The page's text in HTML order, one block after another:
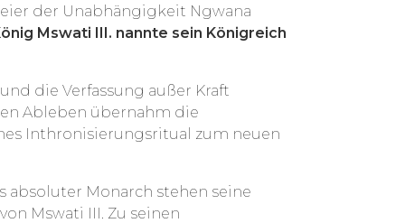
der Unabhängigkeit Ngwana
Mswati III. nannte sein Königreich
die Verfassung außer Kraft
Ableben übernahm die
Inthronisierungsritual zum neuen
absoluter Monarch stehen seine
Mswati III. Zu seinen